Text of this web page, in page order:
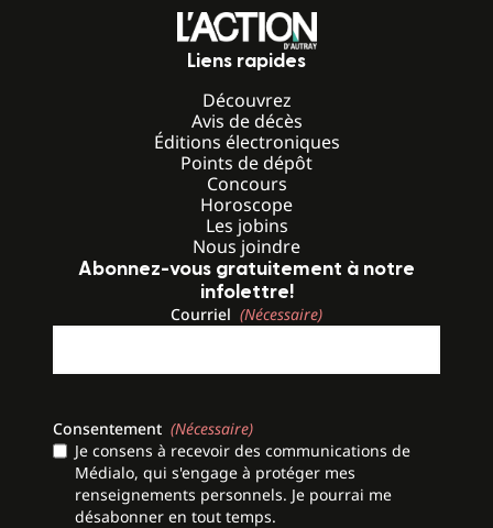
Liens rapides
Découvrez
Avis de décès
Éditions électroniques
Points de dépôt
Concours
Horoscope
Les jobins
Nous joindre
Abonnez-vous gratuitement à notre
infolettre!
Courriel (Nécessaire)
Consentement (Nécessaire)
Je consens à recevoir des communications de
Médialo, qui s'engage à protéger mes
renseignements personnels. Je pourrai me
désabonner en tout temps.